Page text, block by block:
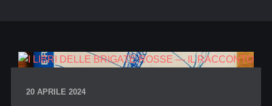
20 APRILE 2024